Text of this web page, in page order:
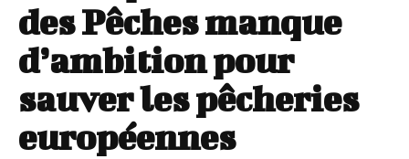
des Pêches manque
d’ambition pour
sauver les pêcheries
européennes